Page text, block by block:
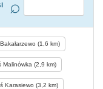
(1,6 km)
Malinówka (2,9 km)
Karasiewo (3,2 km)